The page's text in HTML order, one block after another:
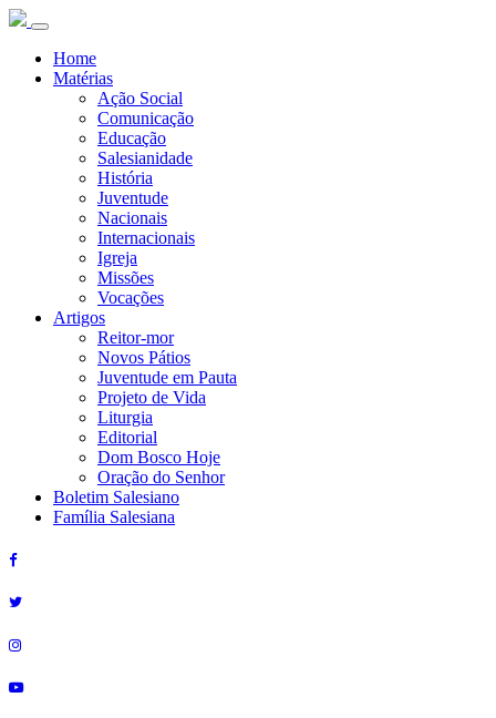
Home
Matérias
Ação Social
Comunicação
Educação
Salesianidade
História
Juventude
Nacionais
Internacionais
Igreja
Missões
Vocações
Artigos
Reitor-mor
Novos Pátios
Juventude em Pauta
Projeto de Vida
Liturgia
Editorial
Dom Bosco Hoje
Oração do Senhor
Boletim Salesiano
Família Salesiana